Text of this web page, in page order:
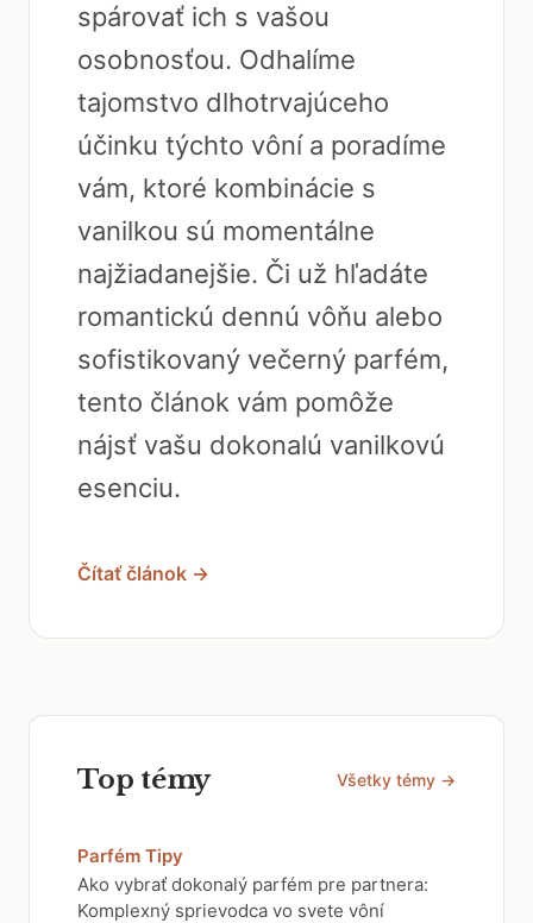
spárovať ich s vašou
osobnosťou. Odhalíme
tajomstvo dlhotrvajúceho
účinku týchto vôní a poradíme
vám, ktoré kombinácie s
vanilkou sú momentálne
najžiadanejšie. Či už hľadáte
romantickú dennú vôňu alebo
sofistikovaný večerný parfém,
tento článok vám pomôže
nájsť vašu dokonalú vanilkovú
esenciu.
Čítať článok →
Top témy Všetky témy →
Parfém Tipy
Ako vybrať dokonalý parfém pre partnera:
Komplexný sprievodca vo svete vôní